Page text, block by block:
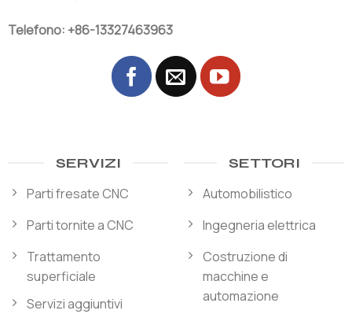
Telefono: +86-13327463963
SERVIZI
Parti fresate CNC
Parti tornite a CNC
Trattamento
superficiale
Servizi aggiuntivi
SETTORI
Automobilistico
Ingegneria elettrica
Costruzione di
macchine e
automazione